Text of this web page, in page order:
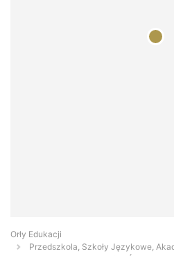
Orły Edukacji
Przedszkola, Szkoły Językowe,